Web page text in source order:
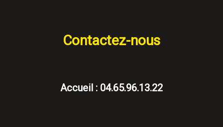
Contactez-nous
Accueil : 04.65.96.13.22